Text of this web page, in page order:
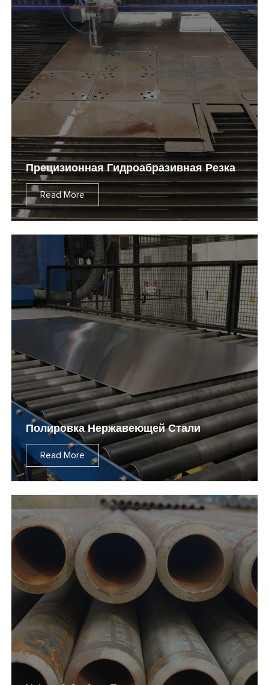
Прецизионная Гидроабразивная Резка
Read More
Полировка Нержавеющей Стали
Read More